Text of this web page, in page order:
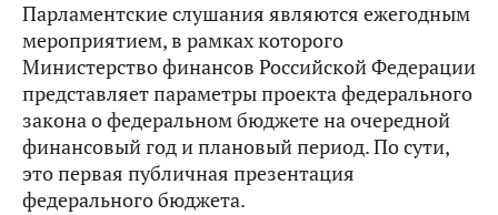
Парламентские слушания являются ежегодным
мероприятием, в рамках которого
Министерство финансов Российской Федерации
представляет параметры проекта федерального
закона о федеральном бюджете на очередной
финансовый год и плановый период. По сути,
это первая публичная презентация
федерального бюджета.